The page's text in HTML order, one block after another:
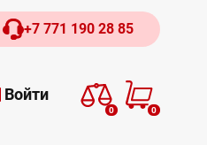
+7 771 190 28 85
Войти
0 0